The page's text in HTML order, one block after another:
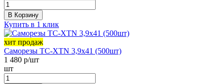
В Корзину
Купить в 1 клик
хит продаж
Саморезы ТС-XTN 3,9х41 (500шт)
1 480 р/шт
шт